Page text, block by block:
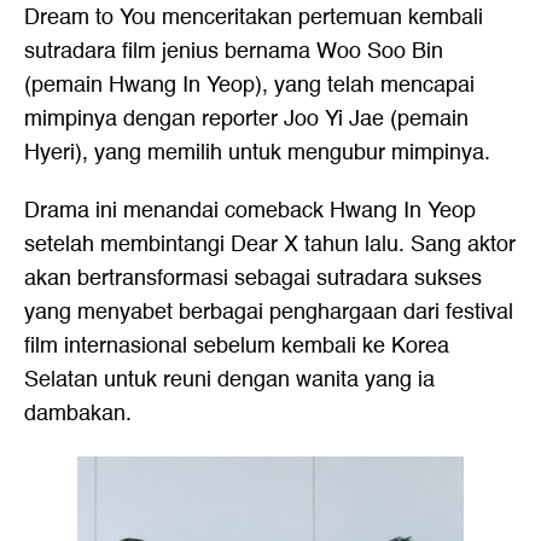
Dream to You menceritakan pertemuan kembali
sutradara film jenius bernama Woo Soo Bin
(pemain Hwang In Yeop), yang telah mencapai
mimpinya dengan reporter Joo Yi Jae (pemain
Hyeri), yang memilih untuk mengubur mimpinya.
Drama ini menandai comeback Hwang In Yeop
setelah membintangi Dear X tahun lalu. Sang aktor
akan bertransformasi sebagai sutradara sukses
yang menyabet berbagai penghargaan dari festival
film internasional sebelum kembali ke Korea
Selatan untuk reuni dengan wanita yang ia
dambakan.